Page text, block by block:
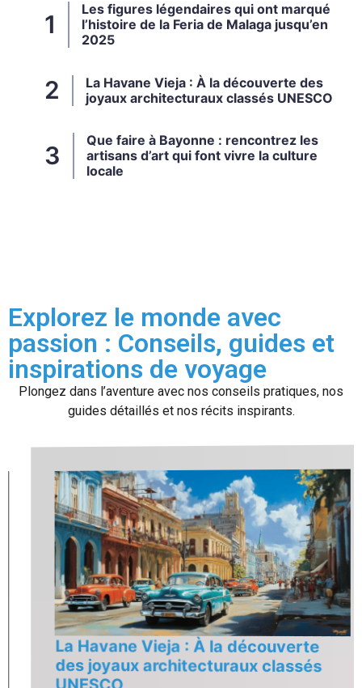
Les figures légendaires qui ont marqué
l’histoire de la Feria de Malaga jusqu’en
2025
La Havane Vieja : À la découverte des
joyaux architecturaux classés UNESCO
Que faire à Bayonne : rencontrez les
artisans d’art qui font vivre la culture
locale
Explorez le monde avec
passion : Conseils, guides et
inspirations de voyage
Plongez dans l’aventure avec nos conseils pratiques, nos
guides détaillés et nos récits inspirants.
La Havane Vieja : À la découverte
des joyaux architecturaux classés